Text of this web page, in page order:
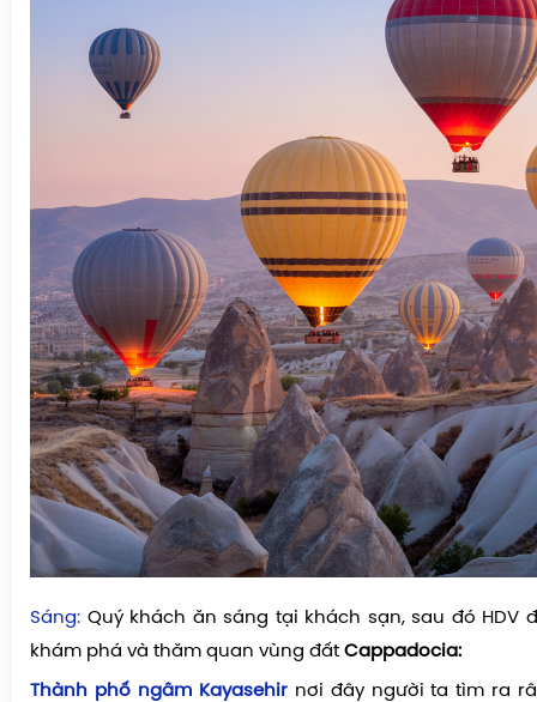
Sáng: Quý khách ăn sáng tại khách sạn, sau đó HDV
khám phá và thăm quan vùng đất Cappadocia:
Thành phố ngầm Kayasehir nơi đây người ta tìm ra